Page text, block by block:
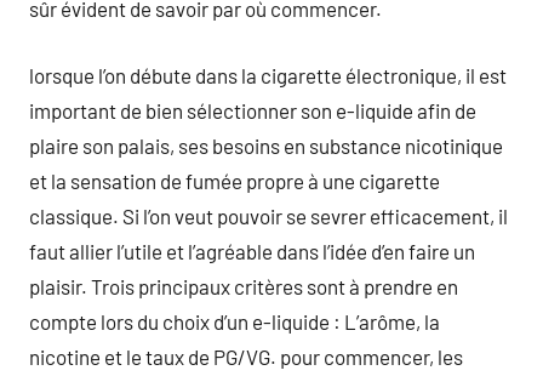
sûr évident de savoir par où commencer.
lorsque l’on débute dans la cigarette électronique, il est
important de bien sélectionner son e-liquide afin de
plaire son palais, ses besoins en substance nicotinique
et la sensation de fumée propre à une cigarette
classique. Si l’on veut pouvoir se sevrer efficacement, il
faut allier l’utile et l’agréable dans l’idée d’en faire un
plaisir. Trois principaux critères sont à prendre en
compte lors du choix d’un e-liquide : L’arôme, la
nicotine et le taux de PG/VG. pour commencer, les